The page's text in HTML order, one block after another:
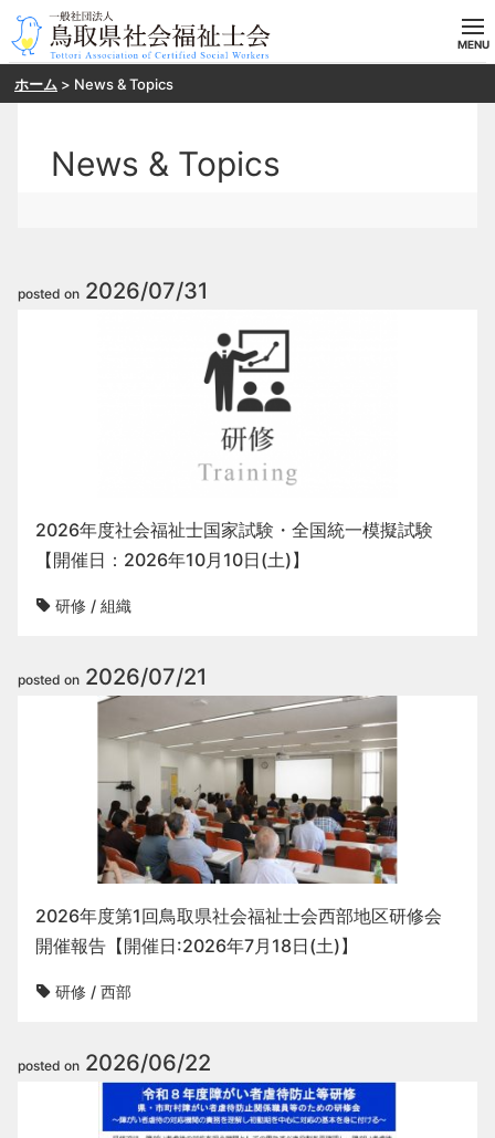
ホーム
当会の概要
ホーム > News & Topics
News & Topics
posted on 2026/07/31
2026年度社会福祉士国家試験・全国統一模擬試験
【開催日：2026年10月10日(土)】
研修 / 組織
posted on 2026/07/21
2026年度第1回鳥取県社会福祉士会西部地区研修会
開催報告【開催日:2026年7月18日(土)】
研修 / 西部
posted on 2026/06/22